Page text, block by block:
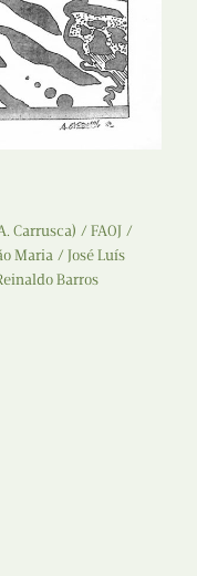
Carrusca)
FAOJ
Maria
José Luís
Barros